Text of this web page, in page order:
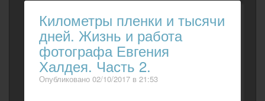
Километры пленки и тысячи
дней. Жизнь и работа
фотографа Евгения
Халдея. Часть 2.
Опубликовано 02/10/2017 в 21:53